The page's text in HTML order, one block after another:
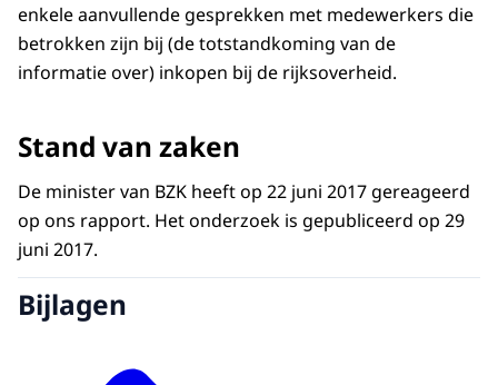
enkele aanvullende gesprekken met medewerkers die
betrokken zijn bij (de totstandkoming van de
informatie over) inkopen bij de rijksoverheid.
Stand van zaken
De minister van BZK heeft op 22 juni 2017 gereageerd
op ons rapport. Het onderzoek is gepubliceerd op 29
juni 2017.
Bijlagen